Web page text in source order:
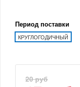
Период поставки
КРУГЛОГОДИЧНЫЙ
20 руб